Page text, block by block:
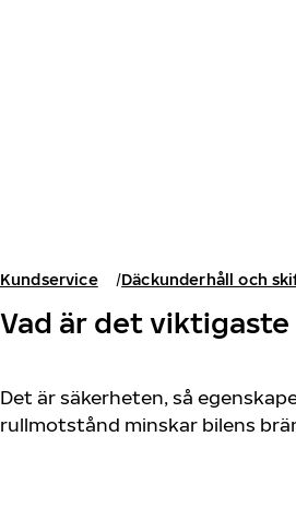
Kundservice Däckunderhåll och
Vad är det
Det är säkerheten, så
rullmotstånd minskar bilens